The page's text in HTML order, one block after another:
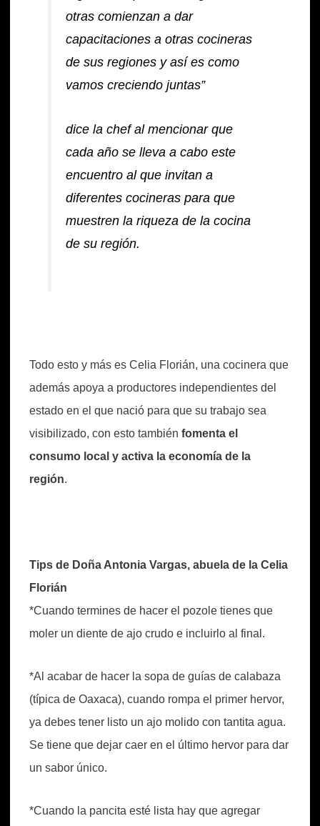
otras comienzan a dar
capacitaciones a otras cocineras
de sus regiones y así es como
vamos creciendo juntas”
dice la chef al mencionar que
cada año se lleva a cabo este
encuentro al que invitan a
diferentes cocineras para que
muestren la riqueza de la cocina
de su región.
Todo esto y más es Celia Florián, una cocinera que
además apoya a productores independientes del
estado en el que nació para que su trabajo sea
visibilizado, con esto también fomenta el
consumo local y activa la economía de la
región.
Tips de Doña Antonia Vargas, abuela de la Celia
Florián
*Cuando termines de hacer el pozole tienes que
moler un diente de ajo crudo e incluirlo al final.
*Al acabar de hacer la sopa de guías de calabaza
(típica de Oaxaca), cuando rompa el primer hervor,
ya debes tener listo un ajo molido con tantita agua.
Se tiene que dejar caer en el último hervor para dar
un sabor único.
*Cuando la pancita esté lista hay que agregar